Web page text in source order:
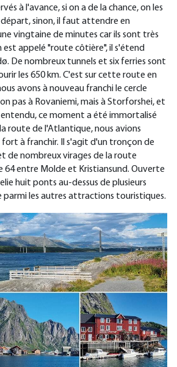
à l'avance, si on a de la chance, on les
sinon, il faut attendre en
vingtaine de minutes car ils sont très
appelé "route côtière", il s'étend
De nombreux tunnels et six ferries sont
les 650 km. C'est sur cette route en
avons à nouveau franchi le cercle
pas à Rovaniemi, mais à Storforshei, et
entendu, ce moment a été immortalisé
route de l'Atlantique, nous avions
à franchir. Il s'agit d'un tronçon de
de nombreux virages de la route
64 entre Molde et Kristiansund. Ouverte
huit ponts au-dessus de plusieurs
les autres attractions touristiques.